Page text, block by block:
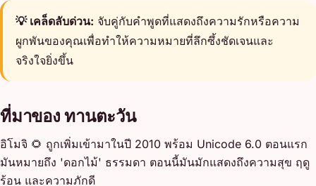
💡 เคล็ดลับด่วน: จับคู่กับคำพูดที่แสดงถึงความรักหรือความ
ผูกพันของคุณเพื่อทำให้ความหมายที่ลึกซึ้งชัดเจนและ
จริงใจยิ่งขึ้น
ที่มาของ ทานตะวัน
อิโมจิ 🌻 ถูกเพิ่มเข้ามาในปี 2010 พร้อม Unicode 6.0 ตอนแรก
มันหมายถึง 'ดอกไม้' ธรรมดา ตอนนี้มันมักแสดงถึงความสุข ฤดู
ร้อน และความภักดี